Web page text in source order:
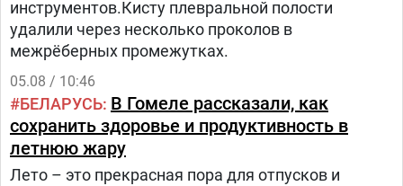
инструментов.Кисту плевральной полости
удалили через несколько проколов в
межрёберных промежутках.
05.08 / 10:46
БЕЛАРУСЬ В Гомеле рассказали, как
сохранить здоровье и продуктивность в
летнюю жару
Лето – это прекрасная пора для отпусков и